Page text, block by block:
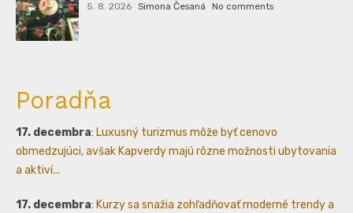
5. 8. 2026 Simona Česaná No comments
Poradňa
17. decembra: Luxusný turizmus môže byť cenovo
obmedzujúci, avšak Kapverdy majú rôzne možnosti ubytovania
a aktiví...
17. decembra: Kurzy sa snažia zohľadňovať moderné trendy a